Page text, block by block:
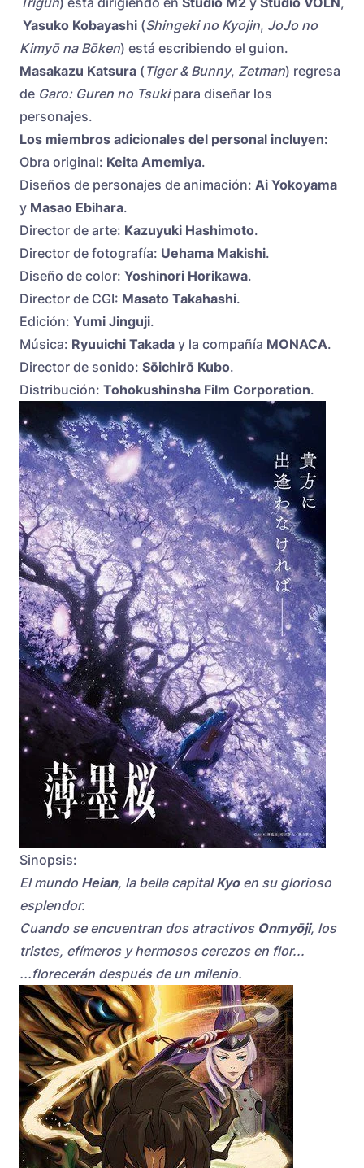
Yasuko Kobayashi (Shingeki no Kyojin, JoJo no
Kimyō na Bōken) está escribiendo el guion.
Masakazu Katsura ( Tiger & Bunny, Zetman) regresa
de Garo: Guren no Tsukipara diseñar los
personajes.
Los miembros adicionales del personal incluyen:
Obra original: Keita Amemiya.
Diseños de personajes de animación: Ai Yokoyama
y Masao Ebihara.
Director de arte: Kazuyuki Hashimoto.
Director de fotografía: Uehama Makishi.
Diseño de color: Yoshinori Horikawa.
Director de CGI: Masato Takahashi.
Edición: Yumi Jinguji.
Música: Ryuuichi Takada y la compañía MONACA.
Director de sonido: Sōichirō Kubo.
Distribución: Tohokushinsha Film Corporation.
Sinopsis:
El mundo Heian, la bella capitalKyoen su glorioso
esplendor.
Cuando se encuentran dos atractivos Onmyōji, los
tristes, efímeros y hermosos cerezos en flor...
...florecerán después de un milenio.